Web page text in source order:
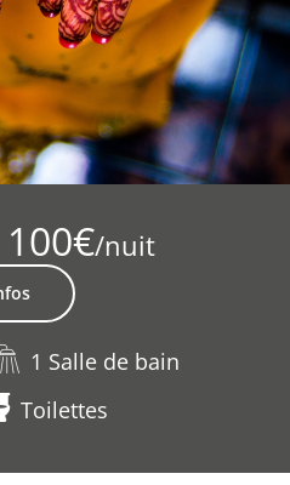
/nuit
1 Salle de bain
Toilettes